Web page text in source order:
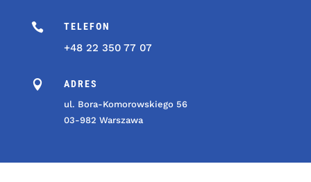
 TELEFON
+48 22 350 77 07
 ADRES
ul. Bora-Komorowskiego 56
03-982 Warszawa